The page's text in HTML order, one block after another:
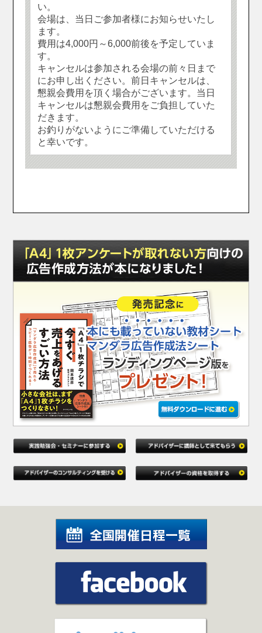
い。
会場は、当日ご参加者様にお知らせいたし
ます。
費用は4,000円～6,000前後を予定していま
す。
キャンセルは参加される会場の前々日まで
にお申し出ください。前日キャンセルは、
懇親会費用を頂く場合がございます。当日
キャンセルは懇親会費用をご負担していた
だきます。
お釣りがないようにご準備していただける
と幸いです。